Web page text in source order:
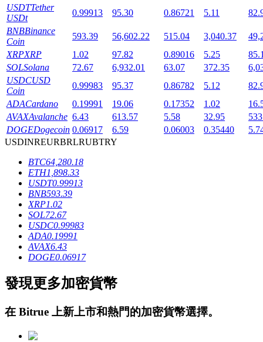
鎖倉BTR
輕鬆獲得多重福利
借貸寶
借貸數字貨幣，及時且安全的服務
USDTTether
USDt
0.99913 95.30 0.86721 5.11
BNBBinance
Coin
593.39 56,602.22 515.04 3,040.37
XRPXRP 1.02 97.82 0.89016 5.25
SOLSolana 72.67 6,932.01 63.07 372.35
USDCUSD
Coin
0.99983 95.37 0.86782 5.12
ADACardano 0.19991 19.06 0.17352 1.02
AVAXAvalanche 6.43 613.57 5.58 32.95
DOGEDogecoin 0.06917 6.59 0.06003 0.35440
USDINREURBRLRUBTRY
BTC64,280.18
ETH1,898.33
USDT0.99913
BNB593.39
XRP1.02
SOL72.67
USDC0.99983
ADA0.19991
AVAX6.43
DOGE0.06917
發現更多加密貨幣
在 Bitrue 上新上市和熱門的加密貨幣選擇。